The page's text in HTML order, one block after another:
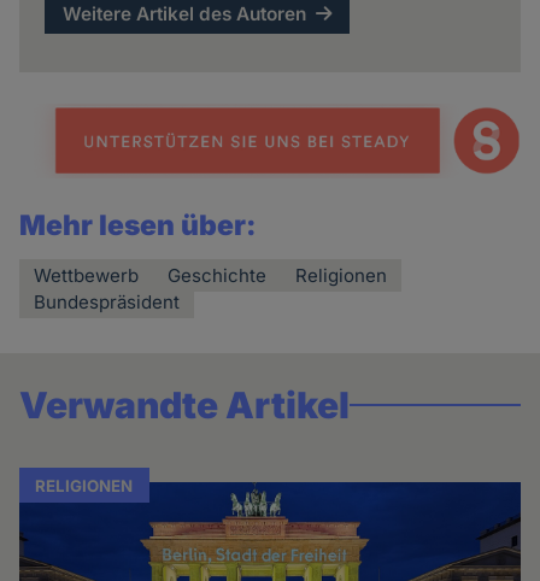
Weitere Artikel des Autoren
Mehr lesen über:
Wettbewerb Geschichte
Religionen
Bundespräsident
Verwandte Artikel
RELIGIONEN